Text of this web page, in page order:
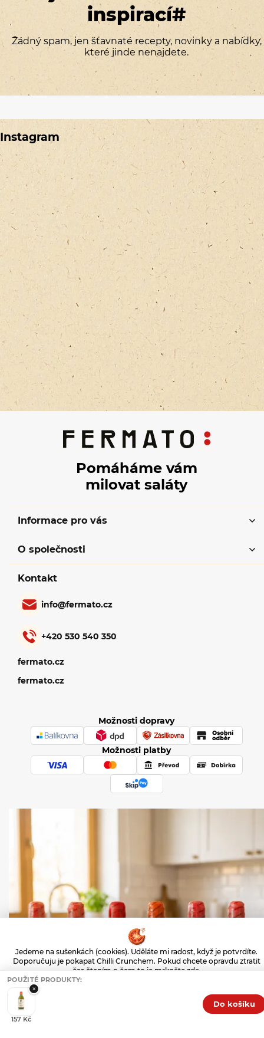
Jedeme na sušenkách (cookies). Uděláte mi radost, když je potvrdíte.
Doporučuju je pokapat Chilli Crunchem. Pokud chcete opravdu ztratit
čas čtením o čem to je mrkněte zde.
Souhlasím
inspirací#
Žádný spam, jen šťavnaté recepty, novinky a nabídky,
které jinde nenajdete.
Instagram
Pomáháme vám
milovat saláty
Informace pro vás
O společnosti
Kontakt
info@fermato.cz
+420 530 540 350
fermato.cz
fermato.cz
Možnosti dopravy
Možnosti platby
POUŽITÉ PRODUKTY:
×
157 Kč
Do košíku